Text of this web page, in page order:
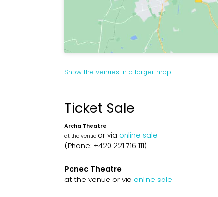
Show the venues in a larger map
Ticket Sale
Archa Theatre
at the venue or via online sale
(Phone: +420 221 716 111)
Ponec Theatre
at the venue or via online sale